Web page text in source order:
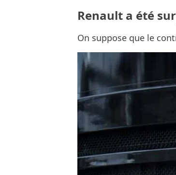
Renault a été
On suppose que le